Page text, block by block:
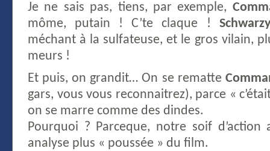
Je ne sais pas, tiens, par exemple,
môme, putain ! C’te claque ! Schwarzy
méchant à la sulfateuse, et le gros vilain,
meurs !
Et puis, on grandit… On se rematte
gars, vous vous reconnaitrez), parce «
on se marre comme des dindes.
Pourquoi ? Parceque, notre soif d’action
analyse plus « poussée » du film.